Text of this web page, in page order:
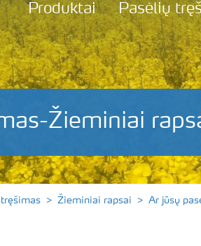
Produktai Pasėlių
Žieminiai
Žieminiai rapsai Ar jūsų